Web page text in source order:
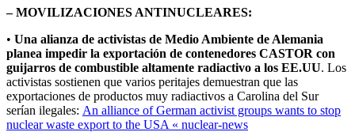
– MOVILIZACIONES ANTINUCLEARES:
• Una alianza de activistas de Medio Ambiente de Alemania
planea impedir la exportación de contenedores CASTOR con
guijarros de combustible altamente radiactivo a los EE.UU. Los
activistas sostienen que varios peritajes demuestran que las
exportaciones de productos muy radiactivos a Carolina del Sur
serían ilegales: An alliance of German activist groups wants to stop
nuclear waste export to the USA « nuclear-news